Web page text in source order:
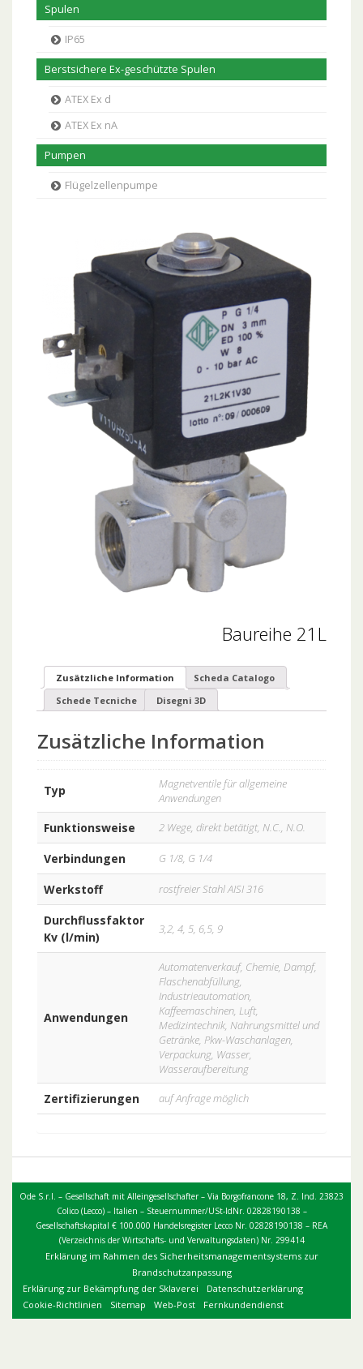
Spulen
IP65
Berstsichere Ex-geschützte Spulen
ATEX Ex d
ATEX Ex nA
Pumpen
Flügelzellenpumpe
Baureihe 21L
Zusätzliche Information
Scheda Catalogo
Schede Tecniche
Disegni 3D
Zusätzliche Information
Typ
Magnetventile für allgemeine
Anwendungen
Funktionsweise 2 Wege, direkt betätigt, N.C., N.O.
Verbindungen G 1/8, G 1/4
Werkstoff rostfreier Stahl AISI 316
Durchflussfaktor
Kv (l/min)
3,2, 4, 5, 6,5, 9
Anwendungen
Automatenverkauf, Chemie, Dampf,
Flaschenabfüllung,
Industrieautomation,
Kaffeemaschinen, Luft,
Medizintechnik, Nahrungsmittel und
Getränke, Pkw-Waschanlagen,
Verpackung, Wasser,
Wasseraufbereitung
Zertifizierungen auf Anfrage möglich
Ode S.r.l. – Gesellschaft mit Alleingesellschafter – Via Borgofrancone 18, Z. Ind. 23823
Colico (Lecco) – Italien – Steuernummer/USt-IdNr. 02828190138 –
Gesellschaftskapital € 100.000 Handelsregister Lecco Nr. 02828190138 – REA
(Verzeichnis der Wirtschafts- und Verwaltungsdaten) Nr. 299414
Erklärung im Rahmen des Sicherheitsmanagementsystems zur
Brandschutzanpassung
Erklärung zur Bekämpfung der Sklaverei
Datenschutzerklärung
Cookie-Richtlinien
Sitemap Web-Post Fernkundendienst